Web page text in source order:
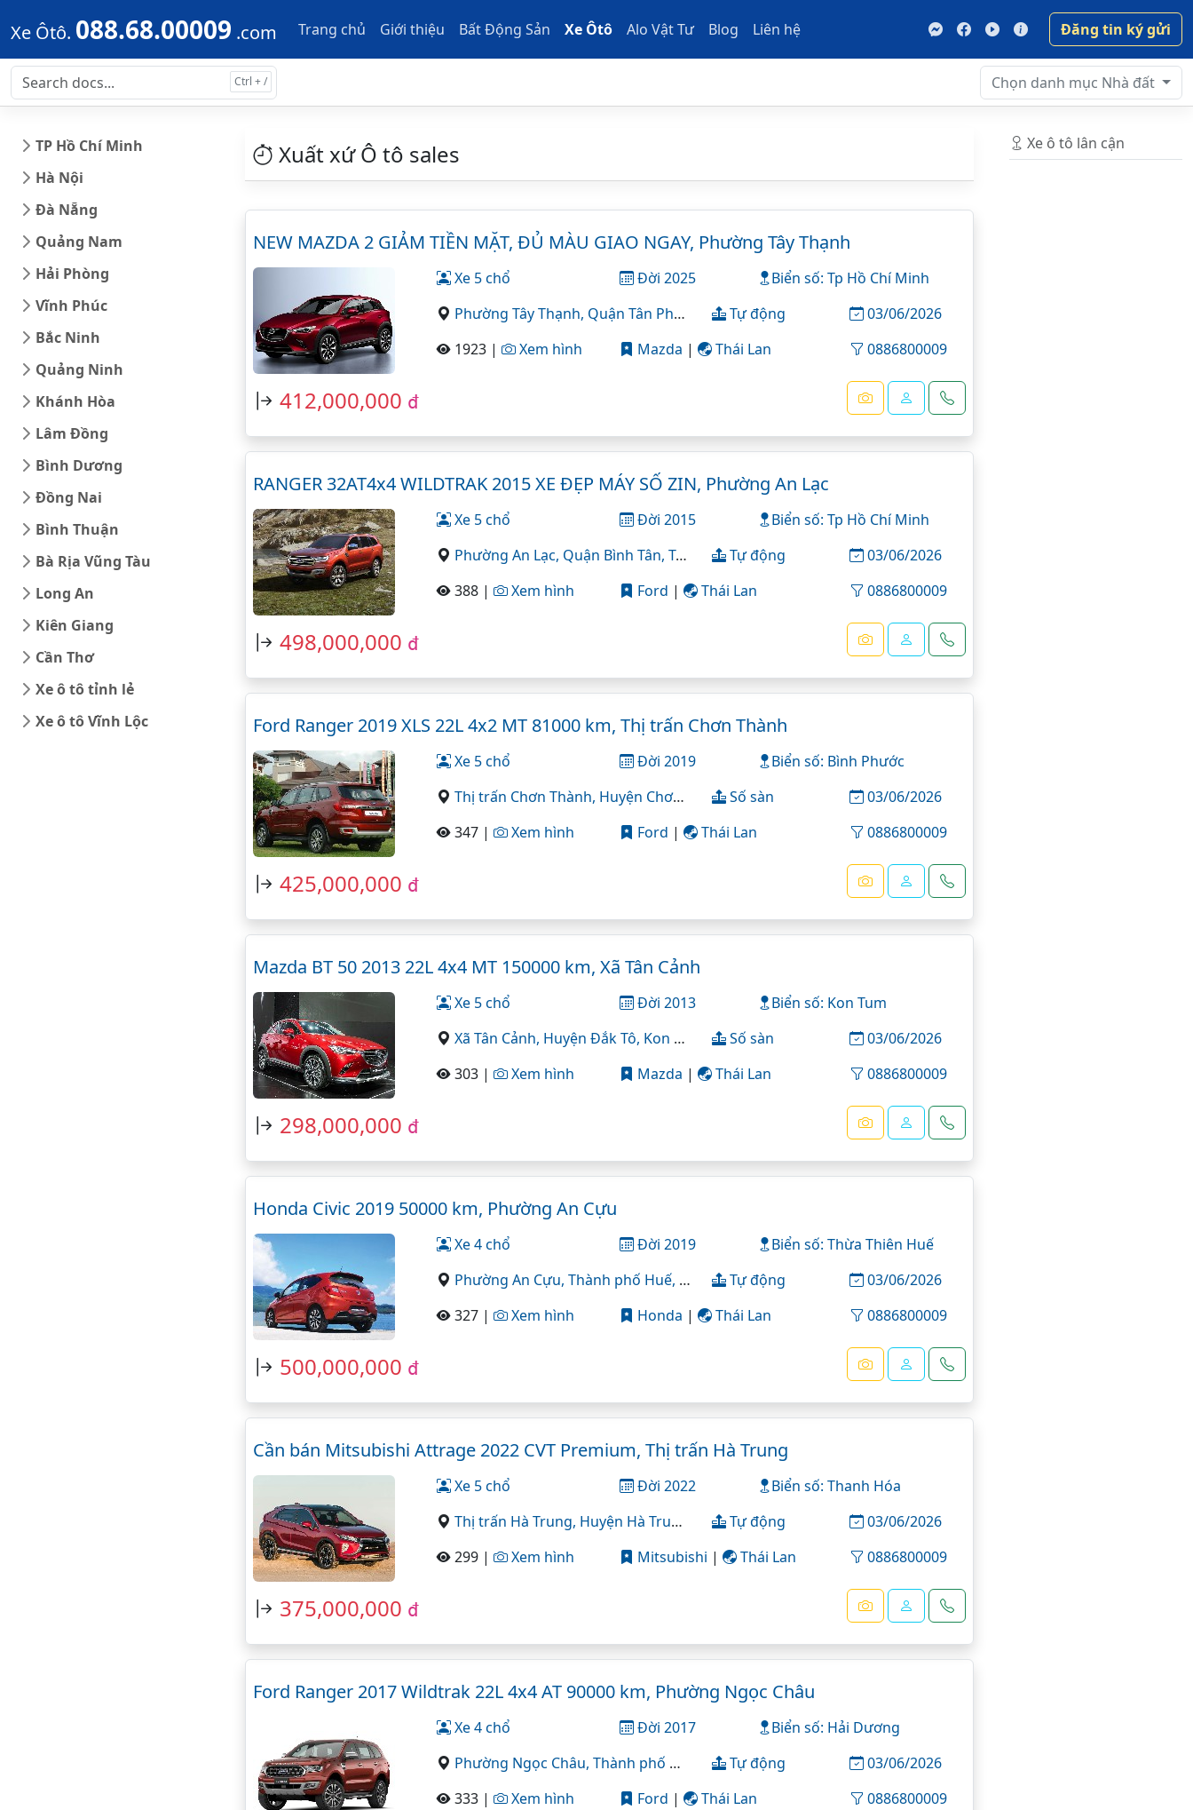
Skip to main content Skip to docs navigation
Xe Ôtô. 088.68.00009 .com Trang chủ Giới thiệu Bất Động Sản Xe Ôtô Alo Vật Tư Blog Liên hệ Đăng tin ký gửi
Chọn danh mục Nhà đất
TP Hồ Chí Minh
Hà Nội
Đà Nẵng
Quảng Nam
Hải Phòng
Vĩnh Phúc
Bắc Ninh
Quảng Ninh
Khánh Hòa
Lâm Đồng
Bình Dương
Đồng Nai
Bình Thuận
Bà Rịa Vũng Tàu
Long An
Kiên Giang
Cần Thơ
Xe ô tô tỉnh lẻ
Xe ô tô Vĩnh Lộc
Xuất xứ Ô tô sales
NEW MAZDA 2 GIẢM TIỀN MẶT, ĐỦ MÀU GIAO NGAY, Phường Tây Thạnh
Xe 5 chổ Đời 2025
Biển số: Tp Hồ Chí Minh
Phường Tây Thạnh, Quận Tân Phú, Tp Hồ Chí Minh
Tự động
03/06/2026
1923 |
Xem hình Mazda | Thái Lan 0886800009
412,000,000 đ
RANGER 32AT4x4 WILDTRAK 2015 XE ĐẸP MÁY SỐ ZIN, Phường An Lạc
Xe 5 chổ Đời 2015
Biển số: Tp Hồ Chí Minh
Phường An Lạc, Quận Bình Tân, Tp Hồ Chí Minh Tự động
03/06/2026
388 |
Xem hình Ford | Thái Lan 0886800009
498,000,000 đ
Ford Ranger 2019 XLS 22L 4x2 MT 81000 km, Thị trấn Chơn Thành
Xe 5 chổ Đời 2019
Biển số: Bình Phước
Thị trấn Chơn Thành, Huyện Chơn Thành, Bình Phước
Số sàn
03/06/2026
347 |
Xem hình Ford | Thái Lan 0886800009
425,000,000 đ
Mazda BT 50 2013 22L 4x4 MT 150000 km, Xã Tân Cảnh
Xe 5 chổ Đời 2013
Biển số: Kon Tum
Xã Tân Cảnh, Huyện Đắk Tô, Kon Tum Số sàn
03/06/2026
303 |
Xem hình Mazda | Thái Lan 0886800009
298,000,000 đ
Honda Civic 2019 50000 km, Phường An Cựu
Xe 4 chổ Đời 2019
Biển số: Thừa Thiên Huế
Phường An Cựu, Thành phố Huế, Thừa Thiên Huế
Tự động
03/06/2026
327 |
Xem hình Honda | Thái Lan 0886800009
500,000,000 đ
Cần bán Mitsubishi Attrage 2022 CVT Premium, Thị trấn Hà Trung
Xe 5 chổ Đời 2022
Biển số: Thanh Hóa
Thị trấn Hà Trung, Huyện Hà Trung, Thanh Hóa
Tự động
03/06/2026
299 |
Xem hình Mitsubishi | Thái Lan 0886800009
375,000,000 đ
Ford Ranger 2017 Wildtrak 22L 4x4 AT 90000 km, Phường Ngọc Châu
Xe 4 chổ Đời 2017
Biển số: Hải Dương
Phường Ngọc Châu, Thành phố Hải Dương, Hải Dương
Tự động
03/06/2026
333 |
Xem hình Ford | Thái Lan 0886800009
Xe ô tô lân cận